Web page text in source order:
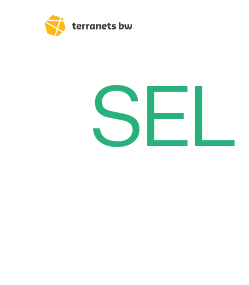
Trassenverlauf SEL:
Lampertheim – Heidelberg
Heidelberg – Heilbronn